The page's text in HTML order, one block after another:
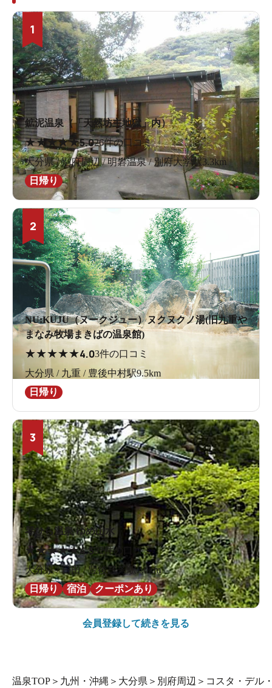
1
鉱泥温泉（「天然坊主地獄」内）
★★★★★5.026件の口コミ
大分県 / 別府周辺 / 明礬温泉 / 別府大学駅3.3km
日帰り
2
NU:KUJU（ヌークジュー）ヌクヌクノ湯(旧九重や
まなみ牧場まきばの温泉館)
★★★★★4.03件の口コミ
大分県 / 九重 / 豊後中村駅9.5km
日帰り
3
琴ひら温泉 ゆめ山水
★★★★★4.532件の口コミ
大分県 / 日田 / 豊後三芳駅2.0km
日帰り
宿泊 クーポンあり
会員登録して続きを見る
温泉TOP ＞ 九州・沖縄 ＞ 大分県 ＞ 別府周辺 ＞ コスタ・デル